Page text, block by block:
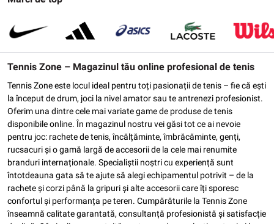
Tennis Zone – Magazinul tău online profesional de tenis
Tennis Zone este locul ideal pentru toți pasionații de tenis – fie că ești
la început de drum, joci la nivel amator sau te antrenezi profesionist.
Oferim una dintre cele mai variate game de produse de tenis
disponibile online. În magazinul nostru vei găsi tot ce ai nevoie
pentru joc: rachete de tenis, încălțăminte, îmbrăcăminte, genți,
rucsacuri și o gamă largă de accesorii de la cele mai renumite
branduri internaționale. Specialiștii noștri cu experiență sunt
întotdeauna gata să te ajute să alegi echipamentul potrivit – de la
rachete și corzi până la gripuri și alte accesorii care îți sporesc
confortul și performanța pe teren. Cumpărăturile la Tennis Zone
înseamnă calitate garantată, consultanță profesionistă și satisfacție